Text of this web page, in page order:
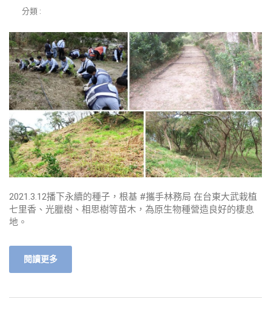
分類 :
2021.3.12播下永續的種子，根基 #攜手林務局 在台東大武栽植
七里香、光臘樹、相思樹等苗木，為原生物種營造良好的棲息
地。
閱讀更多